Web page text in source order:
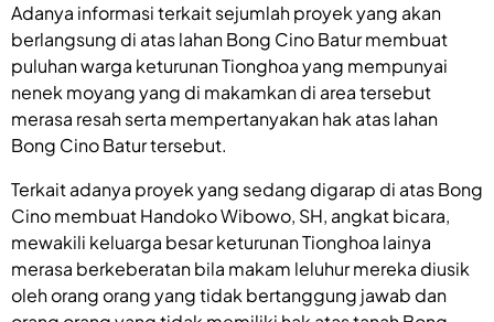
Adanya informasi terkait sejumlah proyek yang akan
berlangsung di atas lahan Bong Cino Batur membuat
puluhan warga keturunan Tionghoa yang mempunyai
nenek moyang yang di makamkan di area tersebut
merasa resah serta mempertanyakan hak atas lahan
Bong Cino Batur tersebut.
Terkait adanya proyek yang sedang digarap di atas Bong
Cino membuat Handoko Wibowo, SH, angkat bicara,
mewakili keluarga besar keturunan Tionghoa lainya
merasa berkeberatan bila makam leluhur mereka diusik
oleh orang orang yang tidak bertanggung jawab dan